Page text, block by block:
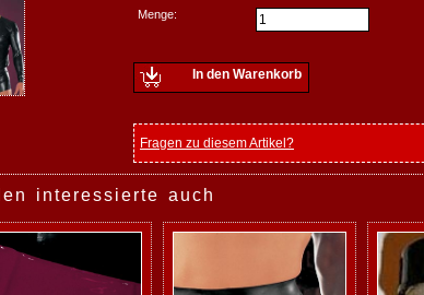
Menge:
In den Warenkorb
Fragen zu diesem Artikel?
interessierte auch